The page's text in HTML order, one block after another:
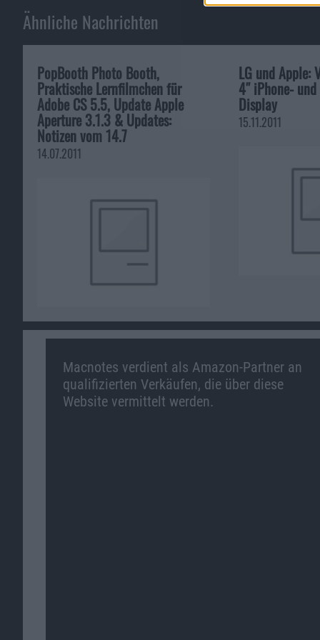
Ähnliche Nachrichten
PopBooth Photo Booth,
Praktische Lernfilmchen für
Adobe CS 5.5, Update Apple
Aperture 3.1.3 & Updates:
Notizen vom 14.7
14.07.2011
LG und Apple:
4″ iPhone-
Display
15.11.2011
Macnotes verdient als Amazon-Partner an
qualifizierten Verkäufen, die über diese
Website vermittelt werden.